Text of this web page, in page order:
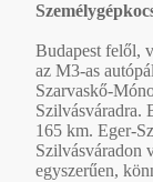
Budapest felől,
az M3-as
Szarvaskő-
Szilvásváradra.
165 km. Eger-
Szilvásváradon
egyszerűen,